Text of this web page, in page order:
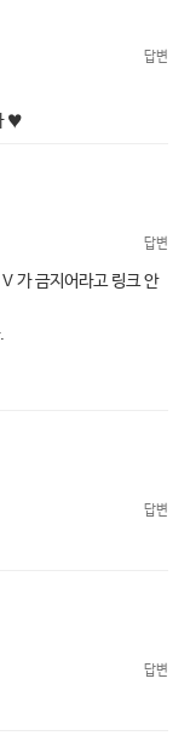
답변
♥
답변
가 금지어라고 링크 안
답변
답변